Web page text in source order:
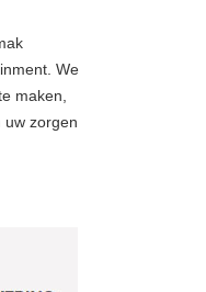
We
maken,
uw zorgen